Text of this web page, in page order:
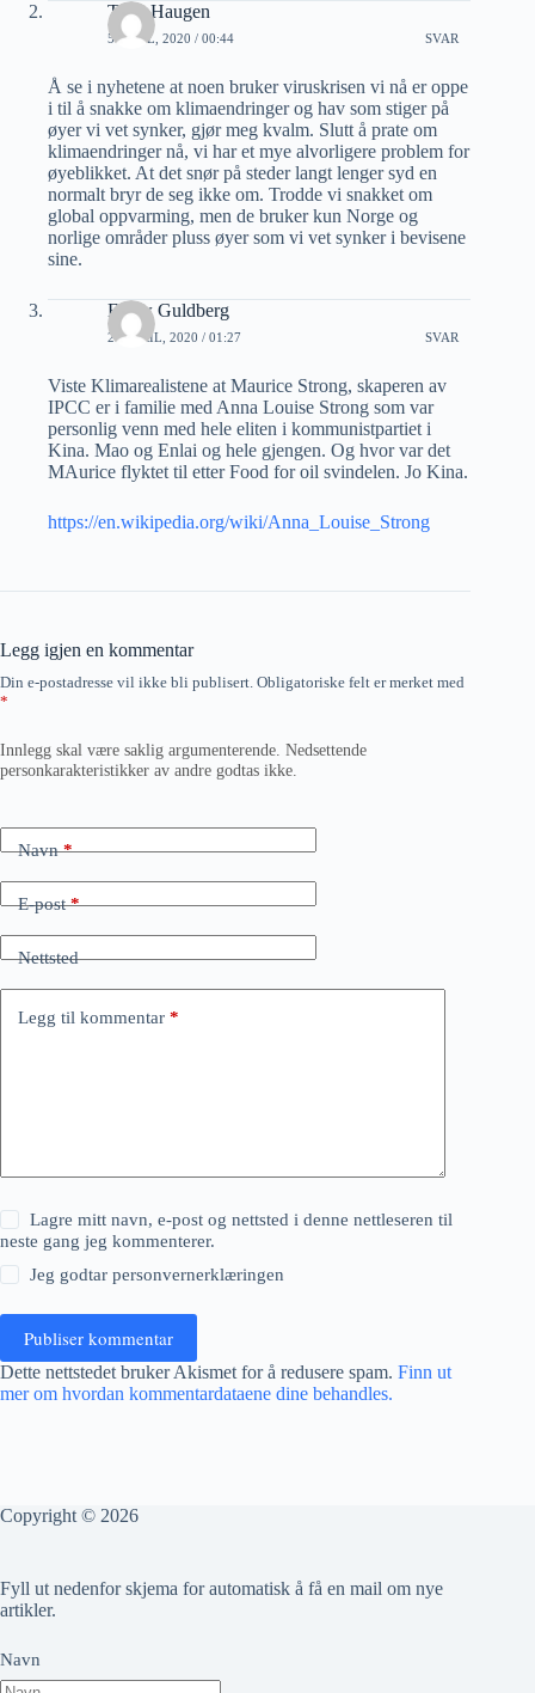
Terje Haugen
5 APRIL, 2020 / 00:44 SVAR
Å se i nyhetene at noen bruker viruskrisen vi nå er oppe
i til å snakke om klimaendringer og hav som stiger på
øyer vi vet synker, gjør meg kvalm. Slutt å prate om
klimaendringer nå, vi har et mye alvorligere problem for
øyeblikket. At det snør på steder langt lenger syd en
normalt bryr de seg ikke om. Trodde vi snakket om
global oppvarming, men de bruker kun Norge og
norlige områder pluss øyer som vi vet synker i bevisene
sine.
Eunw Guldberg
24 APRIL, 2020 / 01:27 SVAR
Viste Klimarealistene at Maurice Strong, skaperen av
IPCC er i familie med Anna Louise Strong som var
personlig venn med hele eliten i kommunistpartiet i
Kina. Mao og Enlai og hele gjengen. Og hvor var det
MAurice flyktet til etter Food for oil svindelen. Jo Kina.
https://en.wikipedia.org/wiki/Anna_Louise_Strong
Legg igjen en kommentar
Din e-postadresse vil ikke bli publisert. Obligatoriske felt er merket med
*
Innlegg skal være saklig argumenterende. Nedsettende
personkarakteristikker av andre godtas ikke.
Navn*
E-post*
Nettsted
Legg til kommentar *
Lagre mitt navn, e-post og nettsted i denne nettleseren til
neste gang jeg kommenterer.
Jeg godtarpersonvernerklæringen
Publiser kommentar
Dette nettstedet bruker Akismet for å redusere spam. Finn ut
mer om hvordan kommentardataene dine behandles.
Copyright © 2026
Fyll ut nedenfor skjema for automatisk å få en mail om nye
artikler.
Navn